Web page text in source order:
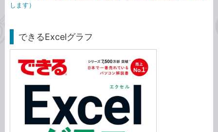
します）
できるExcelグラフ